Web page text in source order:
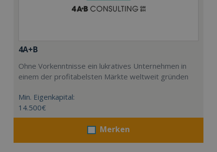
4A+B
Ohne Vorkenntnisse ein lukratives Unternehmen in
einem der profitabelsten Märkte weltweit gründen
Min. Eigenkapital:
14.500€
Merken